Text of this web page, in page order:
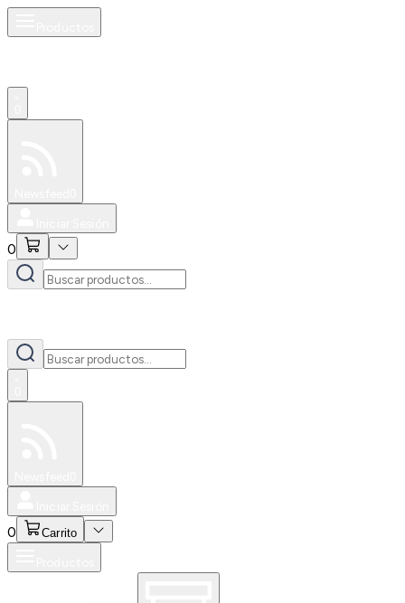
0
0 Carrito